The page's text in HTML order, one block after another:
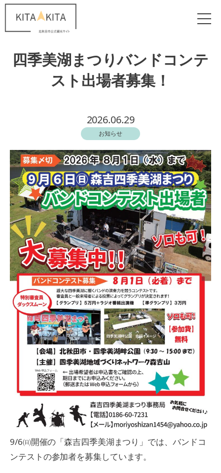
四季美湖まつりバンドコンテ
スト出場者募集！
2026.06.29
お知らせ
9/6㈰開催の「森吉四季美湖まつり」では、バンドコ
ンテストの参加者を募集しています。